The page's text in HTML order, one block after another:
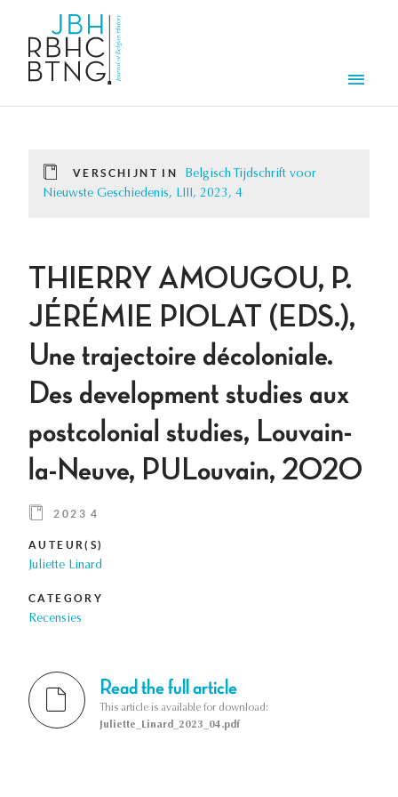
VERSCHIJNT IN
Belgisch Tijdschrift voor
Nieuwste Geschiedenis, LIII, 2023, 4
THIERRY AMOUGOU, P.
JÉRÉMIE PIOLAT (EDS.),
Une trajectoire décoloniale.
Des development studies aux
postcolonial studies, Louvain-
la-Neuve, PULouvain, 2020
2023 4
AUTEUR(S)
Juliette Linard
CATEGORY
Recensies
Read the full article
This article is available for download:
Juliette_Linard_2023_04.pdf